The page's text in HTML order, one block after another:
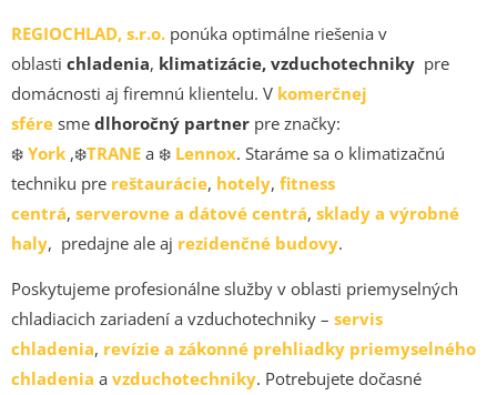
REGIOCHLAD, s.r.o. ponúka optimálne riešenia v
oblasti chladenia, klimatizácie, vzduchotechniky pre
domácnosti aj firemnú klientelu. V komerčnej
sfére sme dlhoročný partner pre značky:
❄️ York ,❄️TRANE a ❄️ Lennox. Staráme sa o klimatizačnú
techniku pre reštaurácie, hotely, fitness
centrá, serverovne a dátové centrá, sklady a výrobné
haly, predajne ale aj rezidenčné budovy.
Poskytujeme profesionálne služby v oblasti priemyselných
chladiacich zariadení a vzduchotechniky – servis
chladenia, revízie a zákonné prehliadky priemyselného
chladenia a vzduchotechniky. Potrebujete dočasné